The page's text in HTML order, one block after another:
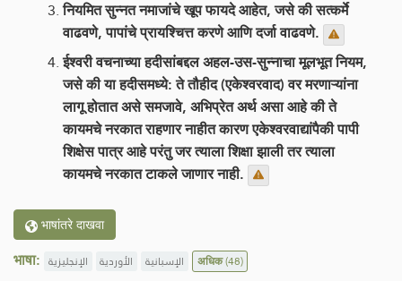
नियमित सुन्नत नमाजांचे खूप फायदे आहेत, जसे की सत्कर्मे
वाढवणे, पापांचे प्रायश्चित्त करणे आणि दर्जा वाढवणे.
ईश्वरी वचनाच्या हदीसांबद्दल अहल-उस-सुन्नाचा मूलभूत नियम,
जसे की या हदीसमध्ये: ते तौहीद (एकेश्वरवाद) वर मरणाऱ्यांना
लागू होतात असे समजावे, अभिप्रेत अर्थ असा आहे की ते
कायमचे नरकात राहणार नाहीत कारण एकेश्वरवाद्यांपैकी पापी
शिक्षेस पात्र आहे परंतु जर त्याला शिक्षा झाली तर त्याला
कायमचे नरकात टाकले जाणार नाही.
भाषांतरे दाखवा
भाषा: الإنجليزية الأوردية الإسبانية अधिक(48)